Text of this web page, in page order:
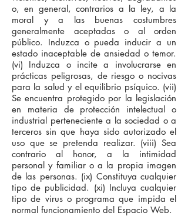
o, en general, contrarios a la ley, a la
moral y a las buenas costumbres
generalmente aceptadas o al orden
público. Induzca o pueda inducir a un
estado inaceptable de ansiedad o temor.
(vi) Induzca o incite a involucrarse en
prácticas peligrosas, de riesgo o nocivas
para la salud y el equilibrio psíquico. (vii)
Se encuentra protegido por la legislación
en materia de protección intelectual o
industrial perteneciente a la sociedad o a
terceros sin que haya sido autorizado el
uso que se pretenda realizar. (viii) Sea
contrario al honor, a la intimidad
personal y familiar o a la propia imagen
de las personas. (ix) Constituya cualquier
tipo de publicidad. (xi) Incluya cualquier
tipo de virus o programa que impida el
normal funcionamiento del Espacio Web.